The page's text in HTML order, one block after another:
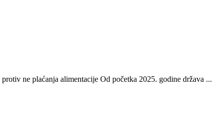
ne plaćanja alimentacije Od početka 2025. godine država ...